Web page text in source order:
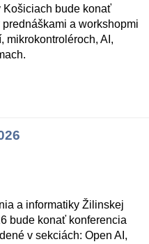
Košiciach bude konať
a workshopmi
mikrokontroléroch, AI,
a informatiky Žilinskej
bude konať konferencia
v sekciách: Open AI,